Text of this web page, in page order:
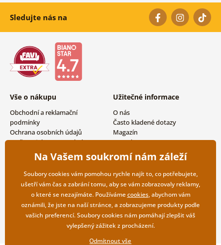
Sledujte nás na
Vše o nákupu
Obchodní a reklamační
podmínky
Ochrana osobních údajů
Možnosti dopravy a platby
Vrácení zboží
Užitečné informace
O nás
Často kladené dotazy
Magazín
Kontakty
Velkoobchodní spolupráce
Na Vašem soukromí nám záleží
Soubory cookies vám pomohou rychle najít to, co potřebujete,
ušetří vám čas a zabrání tomu, aby se vám zobrazovaly reklamy,
o které se nezajímáte. Používámecookies, abychom vám
oznámili, že jste na naší stránce, a zobrazujeme produkty podle
vašich preferencí. Soubory cookies nám pomáhají zlepšit váš
vylepšený zážitek z procházení.
Odmítnout vše